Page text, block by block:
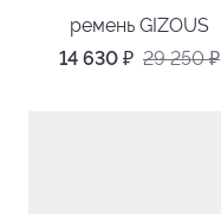
ремень GIZOUS
14 630 ₽ 29 250₽